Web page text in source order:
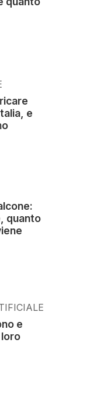
e
quanto
e